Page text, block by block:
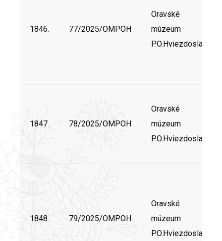
1846. 77/2025/OMPOH
Oravské
múzeum
P.O.Hviezdoslava
1847. 78/2025/OMPOH
Oravské
múzeum
P.O.Hviezdoslava
1848. 79/2025/OMPOH
Oravské
múzeum
P.O.Hviezdoslava